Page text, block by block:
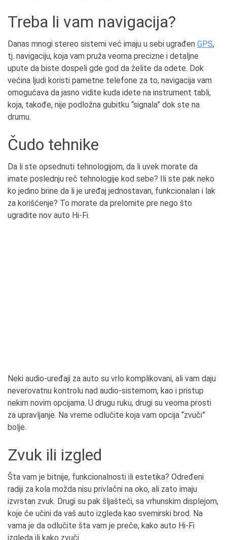
Treba li vam navigacija?
Danas mnogi stereo sistemi već imaju u sebi ugrađen GPS,
tj. navigaciju, koja vam pruža veoma precizne i detaljne
upute da biste dospeli gde god da želite da odete. Dok
većina ljudi koristi pametne telefone za to, navigacija vam
omogućava da jasno vidite kuda idete na instrument tabli,
koja, takođe, nije podložna gubitku “signala” dok ste na
drumu.
Čudo tehnike
Da li ste opsednuti tehnologijom, da li uvek morate da
imate poslednju reč tehnologije kod sebe? Ili ste pak neko
ko jedino brine da li je uređaj jednostavan, funkcionalan i lak
za korišćenje? To morate da prelomite pre nego što
ugradite nov auto Hi-Fi.
Neki audio-uređaji za auto su vrlo komplikovani, ali vam daju
neverovatnu kontrolu nad audio-sistemom, kao i pristup
nekim novim opcijama. U drugu ruku, drugi su veoma prosti
za upravljanje. Na vreme odlučite koja vam opcija “zvuči”
bolje.
Zvuk ili izgled
Šta vam je bitnije, funkcionalnosti ili estetika? Određeni
radiji za kola možda nisu privlačni na oko, ali zato imaju
izvrstan zvuk. Drugi su pak šljašteći, sa vrhunskim displejom,
koje će učini da vaš auto izgleda kao svemirski brod. Na
vama je da odlučite šta vam je preče, kako auto Hi-Fi
izgleda ili kako zvuči.